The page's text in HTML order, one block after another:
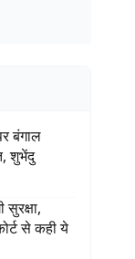
बंगाल
शुभेंदु
से कही ये